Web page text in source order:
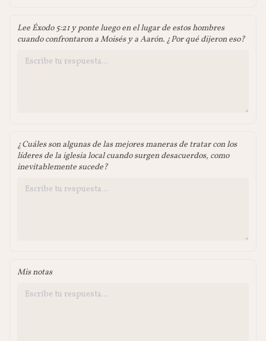
Lee Éxodo 5:21 y ponte luego en el lugar de estos hombres
cuando confrontaron a Moisés y a Aarón. ¿Por qué dijeron eso?
¿Cuáles son algunas de las mejores maneras de tratar con los
líderes de la iglesia local cuando surgen desacuerdos, como
inevitablemente sucede?
Mis notas